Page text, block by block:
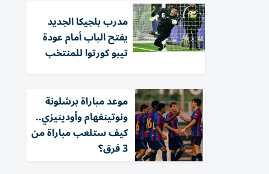
مدرب بلجيكا الجديد
يفتح الباب أمام عودة
تيبو كورتوا للمنتخب
موعد مباراة برشلونة
ونوتينغهام وأودينيزي..
كيف ستلعب مباراة من
3 فرق؟